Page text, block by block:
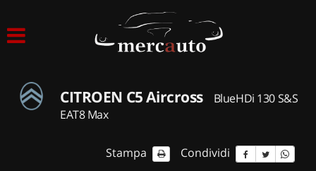
ACQUISTIAMO USATOCITROEN C5 Aircross
BlueHDi 130 S&S
EAT8 Max
Stampa Condividi